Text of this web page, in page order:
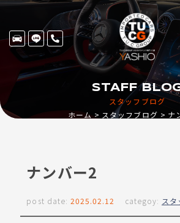
スタッフブログ
STAFF
ホーム スタッフブログ ナ
ナンバー2
post date: 2025.02.12 categoy: ス